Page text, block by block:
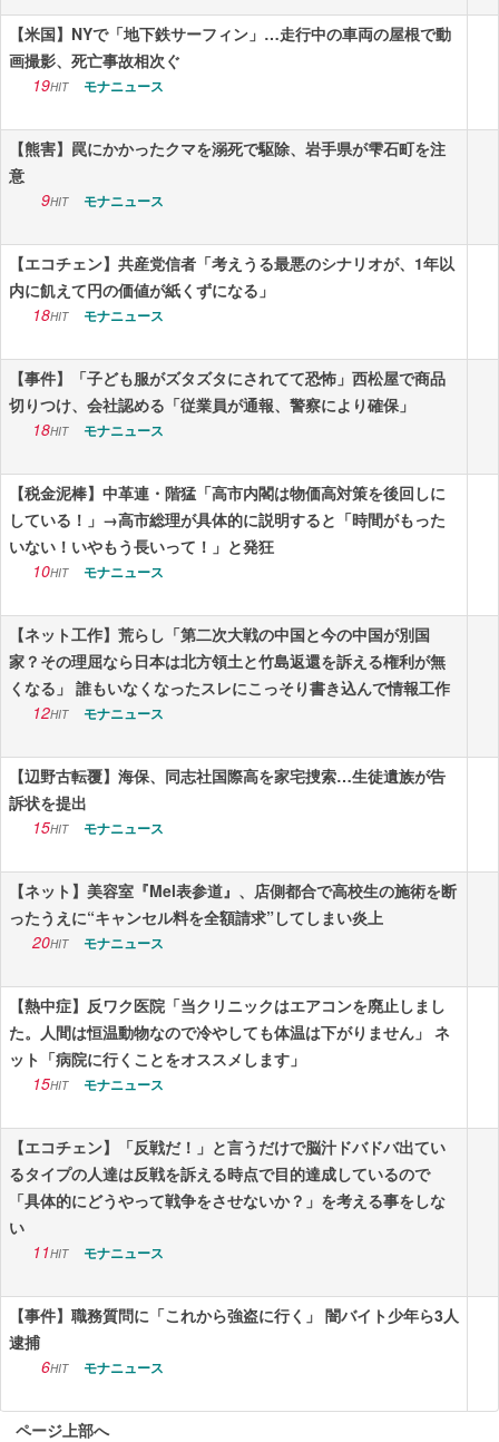
【米国】NYで「地下鉄サーフィン」…走行中の車両の屋根で動
画撮影、死亡事故相次ぐ
19HIT モナニュース
【熊害】罠にかかったクマを溺死で駆除、岩手県が雫石町を注
意
9HIT モナニュース
【エコチェン】共産党信者「考えうる最悪のシナリオが、1年以
内に飢えて円の価値が紙くずになる」
18HIT モナニュース
【事件】「子ども服がズタズタにされてて恐怖」西松屋で商品
切りつけ、会社認める「従業員が通報、警察により確保」
18HIT モナニュース
【税金泥棒】中革連・階猛「高市内閣は物価高対策を後回しに
している！」→高市総理が具体的に説明すると「時間がもった
いない！いやもう長いって！」と発狂
10HIT モナニュース
【ネット工作】荒らし「第二次大戦の中国と今の中国が別国
家？その理屈なら日本は北方領土と竹島返還を訴える権利が無
くなる」 誰もいなくなったスレにこっそり書き込んで情報工作
12HIT モナニュース
【辺野古転覆】海保、同志社国際高を家宅捜索…生徒遺族が告
訴状を提出
15HIT モナニュース
【ネット】美容室『Mel表参道』、店側都合で高校生の施術を断
ったうえに“キャンセル料を全額請求”してしまい炎上
20HIT モナニュース
【熱中症】反ワク医院「当クリニックはエアコンを廃止しまし
た。人間は恒温動物なので冷やしても体温は下がりません」 ネ
ット「病院に行くことをオススメします」
15HIT モナニュース
【エコチェン】「反戦だ！」と言うだけで脳汁ドバドバ出てい
るタイプの人達は反戦を訴える時点で目的達成しているので
「具体的にどうやって戦争をさせないか？」を考える事をしな
い
11HIT モナニュース
【事件】職務質問に「これから強盗に行く」 闇バイト少年ら3人
逮捕
6HIT モナニュース
ページ上部へ